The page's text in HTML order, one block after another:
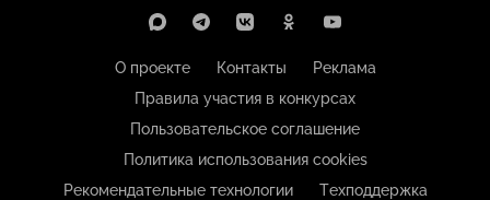
О проекте Контакты
Реклама
Правила участия в конкурсах
Пользовательское соглашение
Политика использования cookies
Рекомендательные технологии
Техподдержка